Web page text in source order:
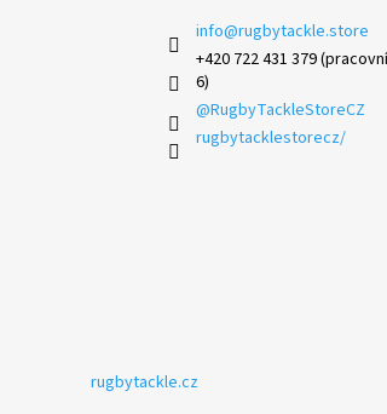
info@rugbytackle.store
+420 722 431 379
6)
@RugbyTackleStoreCZ
rugbytacklestorecz/
rugbytackle.cz